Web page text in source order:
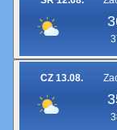
CZ 13.08.